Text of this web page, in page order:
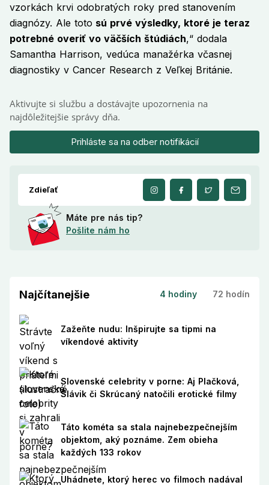
vzorkách krvi odobratých roky pred stanovením
diagnózy. Ale toto sú prvé výsledky, ktoré je teraz
potrebné overiť vo väčších štúdiách,“ dodala
Samantha Harrison, vedúca manažérka včasnej
diagnostiky v Cancer Research z Veľkej Británie.
Aktivujte si službu a dostávajte upozornenia na
najdôležitejšie správy dňa.
Prihláste sa na odber notifikácií
Zdieľať
Máte pre nás tip?
Pošlite nám ho
Najčítanejšie 4 hodiny 72 hodín
Zažeňte nudu: Inšpirujte sa tipmi na
víkendové aktivity
Slovenské celebrity v porne: Aj Plačková,
Slávik či Skrúcaný natočili erotické filmy
Táto kométa sa stala najnebezpečnejším
objektom, aký poznáme. Zem obieha
každých 133 rokov
Uhádnete, ktorý herec vo filmoch nadával